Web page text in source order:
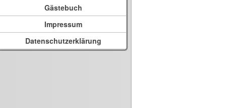
Gästebuch
Impressum
Datenschutzerklärung